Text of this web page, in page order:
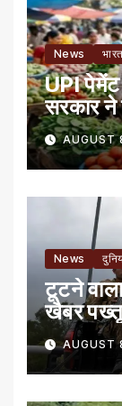
News भारत
UPI पेमेंट
सरकार ने
AUGUST
News
टूटने
खैबर
AUGUST